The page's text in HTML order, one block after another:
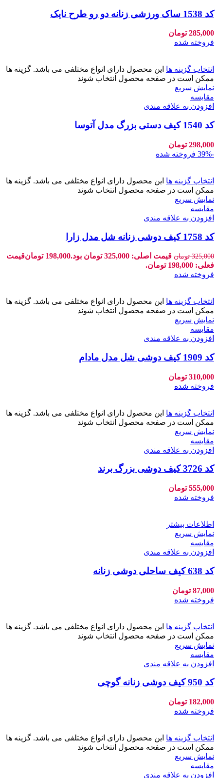
کد 1538 ساک ورزشی زنانه دو رو طرح نایک
285,000 تومان
فروخته شده
انتخاب گزینه ها این محصول دارای انواع مختلفی می باشد. گزینه ها
ممکن است در صفحه محصول انتخاب شوند
نمایش سریع
مقايسه
افزودن به علاقه مندی
کد 1540 کیف دستی بزرگ مدل آتوسا
298,000 تومان
-39%
فروخته شده
انتخاب گزینه ها این محصول دارای انواع مختلفی می باشد. گزینه ها
ممکن است در صفحه محصول انتخاب شوند
نمایش سریع
مقايسه
افزودن به علاقه مندی
کد 1758 کیف دوشی زنانه شل مدل زارا
325,000 تومان قیمت اصلی: 325,000 تومان بود. 198,000 تومانقیمت
فعلی: 198,000 تومان.
فروخته شده
انتخاب گزینه ها این محصول دارای انواع مختلفی می باشد. گزینه ها
ممکن است در صفحه محصول انتخاب شوند
نمایش سریع
مقايسه
افزودن به علاقه مندی
کد 1909 کیف دوشی شل مدل مادام
310,000 تومان
فروخته شده
انتخاب گزینه ها این محصول دارای انواع مختلفی می باشد. گزینه ها
ممکن است در صفحه محصول انتخاب شوند
نمایش سریع
مقايسه
افزودن به علاقه مندی
کد 3726 کیف دوشی بزرگ برند
555,000 تومان
فروخته شده
اطلاعات بیشتر
نمایش سریع
مقايسه
افزودن به علاقه مندی
کد 638 کیف ساحلی دوشی زنانه
87,000 تومان
فروخته شده
انتخاب گزینه ها این محصول دارای انواع مختلفی می باشد. گزینه ها
ممکن است در صفحه محصول انتخاب شوند
نمایش سریع
مقايسه
افزودن به علاقه مندی
کد 950 کیف دوشی زنانه گوچی
182,000 تومان
فروخته شده
انتخاب گزینه ها این محصول دارای انواع مختلفی می باشد. گزینه ها
ممکن است در صفحه محصول انتخاب شوند
نمایش سریع
مقايسه
افزودن به علاقه مندی